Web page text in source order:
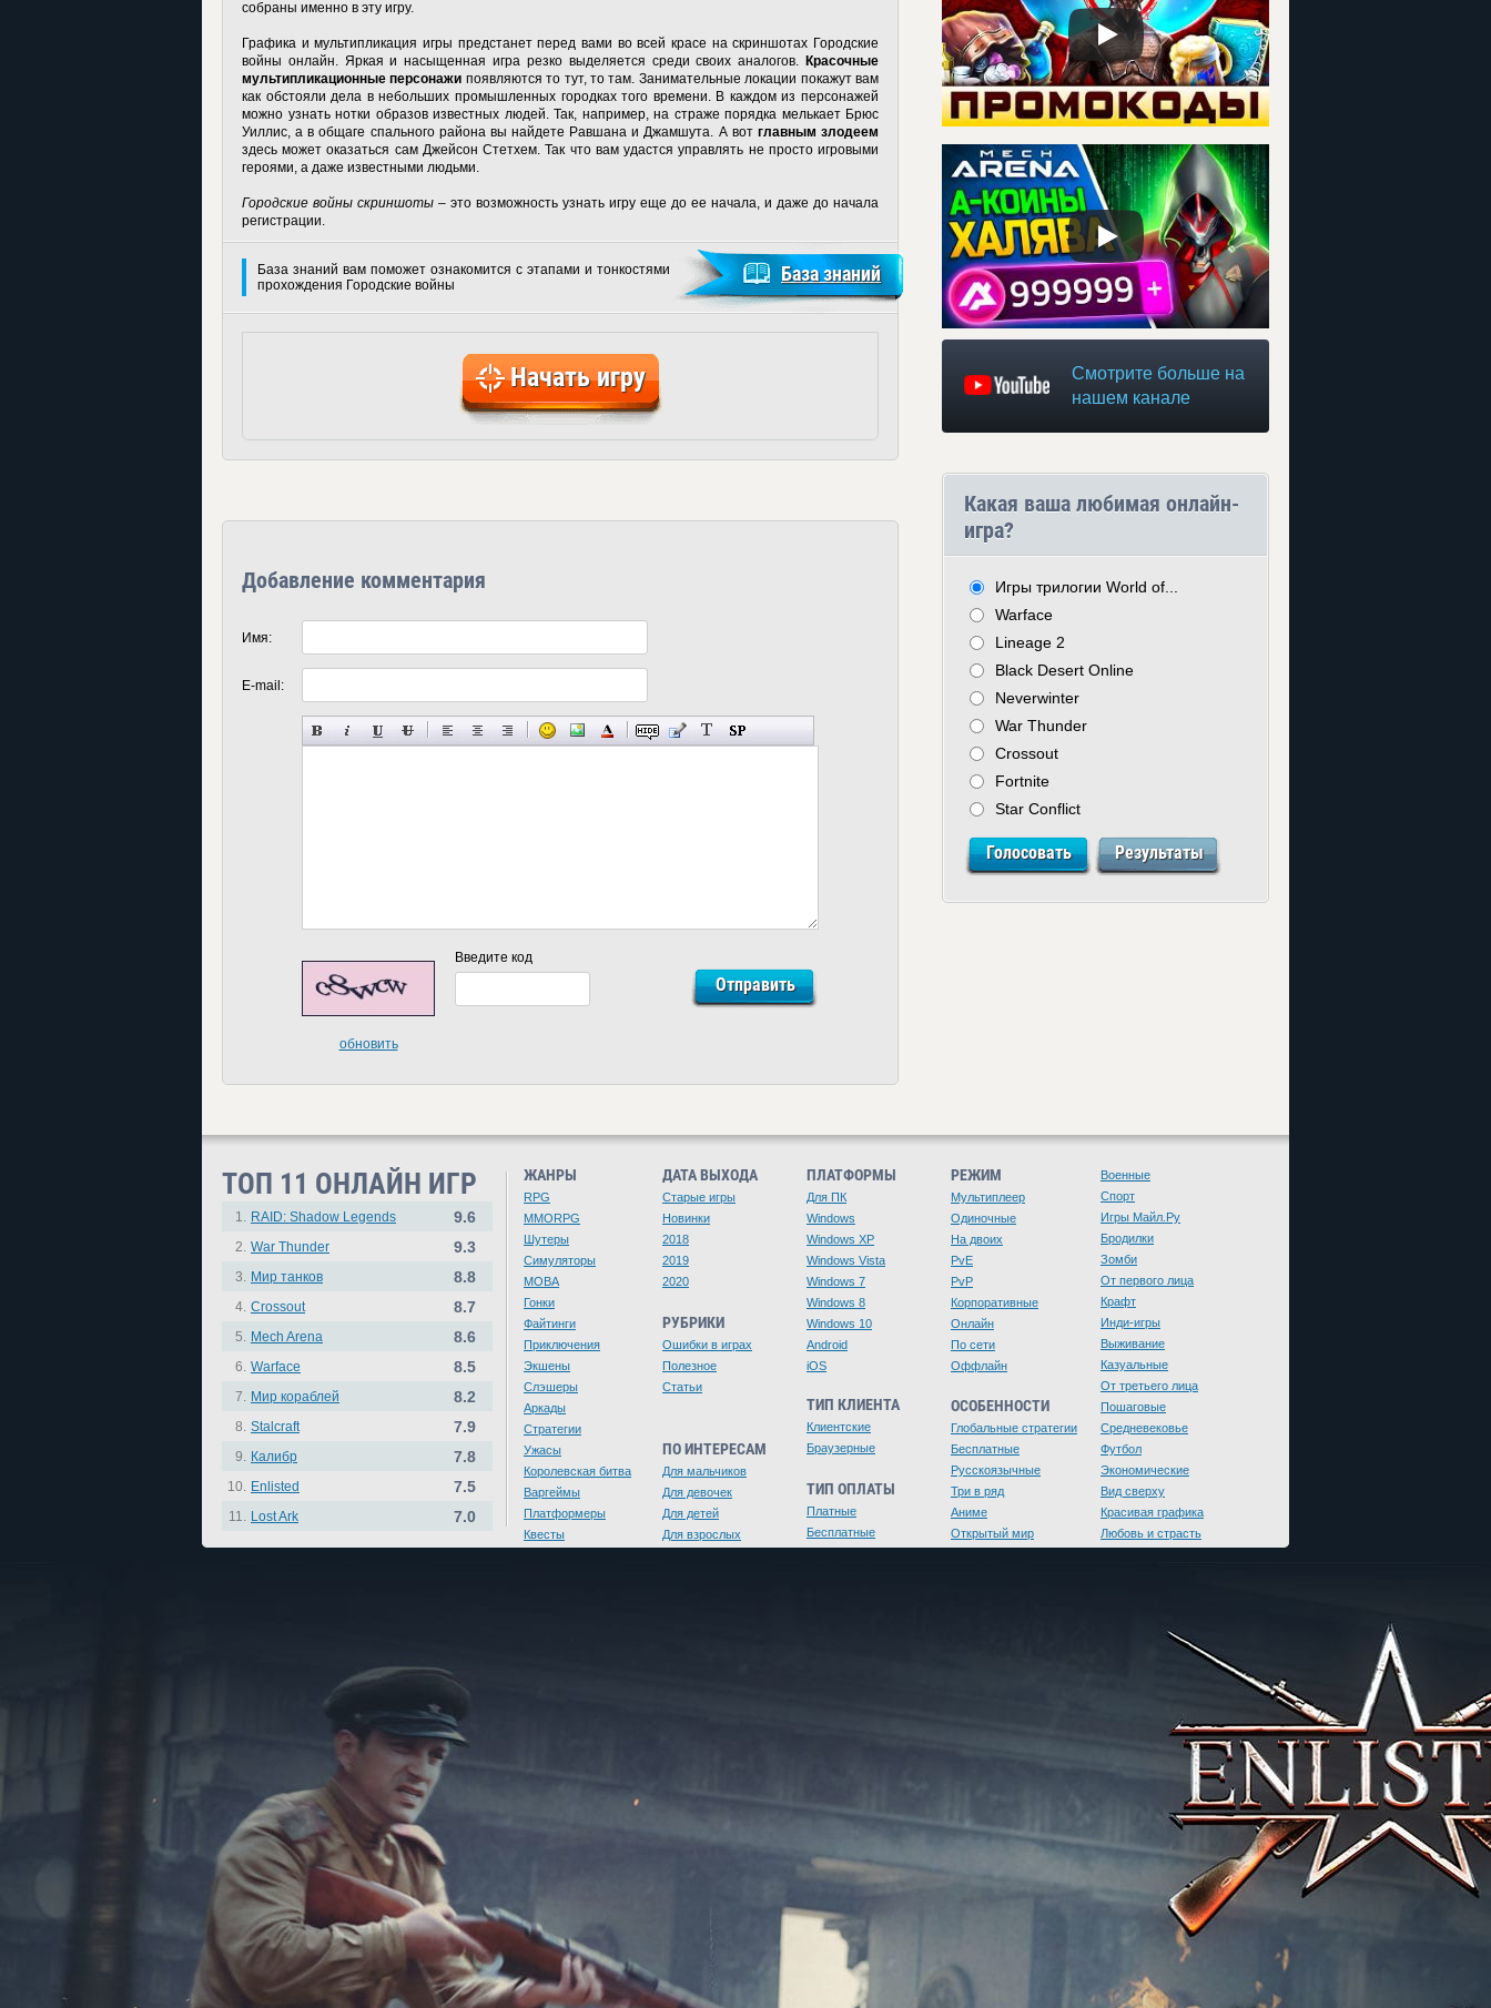
собраны именно в эту игру.
Графика и мультипликация игры предстанет перед вами во всей красе наскриншотах Городские
войны онлайн. Яркая и насыщенная игра резко выделяется среди своих аналогов. Красочные
мультипликационные персонажи появляются то тут, то там. Занимательные локации покажут вам
как обстояли дела в небольших промышленных городках того времени. В каждом из персонажей
можно узнать нотки образов известных людей. Так, например, на страже порядка мелькает Брюс
Уиллис, а в общаге спального района вы найдете Равшана и Джамшута. А вот главным злодеем
здесь может оказаться сам Джейсон Стетхем. Так что вам удастся управлять не просто игровыми
героями, а даже известными людьми.
Городские войны скриншоты – это возможность узнать игру еще до ее начала, и даже до начала
регистрации.
База знаний вам поможет ознакомится с этапами и тонкостями
прохождения Городские войны
База знаний
Начать игру
Добавление комментария
Имя:
E-mail:
обновить
Введите код
Смотрите больше на
нашем канале
Какая ваша любимая онлайн-
игра?
Игры трилогии World of...
Warface
Lineage 2
Black Desert Online
Neverwinter
War Thunder
Crossout
Fortnite
Star Conflict
ТОП 11 ОНЛАЙН ИГР
1. RAID: Shadow Legends 9.6
2. War Thunder 9.3
3. Мир танков 8.8
4. Crossout 8.7
5. Mech Arena 8.6
6. Warface 8.5
7. Мир кораблей 8.2
8. Stalcraft 7.9
9. Калибр 7.8
10. Enlisted 7.5
11. Lost Ark 7.0
ЖАНРЫ
RPG
MMORPG
Шутеры
Симуляторы
MOBA
Гонки
Файтинги
Приключения
Экшены
Слэшеры
Аркады
Стратегии
Ужасы
Королевская битва
Варгеймы
Платформеры
Квесты
ДАТА ВЫХОДА
Старые игры
Новинки
2018
2019
2020
РУБРИКИ
Ошибки в играх
Полезное
Статьи
ПО ИНТЕРЕСАМ
Для мальчиков
Для девочек
Для детей
Для взрослых
ПЛАТФОРМЫ
Для ПК
Windows
Windows XP
Windows Vista
Windows 7
Windows 8
Windows 10
Android
iOS
ТИП КЛИЕНТА
Клиентские
Браузерные
ТИП ОПЛАТЫ
Платные
Бесплатные
РЕЖИМ
Мультиплеер
Одиночные
На двоих
PvE
PvP
Корпоративные
Онлайн
По сети
Оффлайн
ОСОБЕННОСТИ
Глобальные стратегии
Бесплатные
Русскоязычные
Три в ряд
Аниме
Открытый мир
Военные
Спорт
Игры Майл.Ру
Бродилки
Зомби
От первого лица
Крафт
Инди-игры
Выживание
Казуальные
От третьего лица
Пошаговые
Средневековье
Футбол
Экономические
Вид сверху
Красивая графика
Любовь и страсть